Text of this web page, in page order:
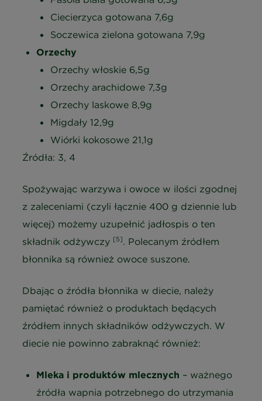
Ciecierzyca gotowana 7,6g
Soczewica zielona gotowana 7,9g
Orzechy
Orzechy włoskie 6,5g
Orzechy arachidowe 7,3g
Orzechy laskowe 8,9g
Migdały 12,9g
Wiórki kokosowe 21,1g
Źródła: 3, 4
Spożywając warzywa i owoce w ilości zgodnej
z zaleceniami (czyli łącznie 400 g dziennie lub
więcej) możemy uzupełnić jadłospis o ten
składnik odżywczy [5]. Polecanym źródłem
błonnika są również owoce suszone.
Dbając o źródła błonnika w diecie, należy
pamiętać również o produktach będących
źródłem innych składników odżywczych. W
diecie nie powinno zabraknąć również:
Mleka i produktów mlecznych – ważnego
źródła wapnia potrzebnego do utrzymania